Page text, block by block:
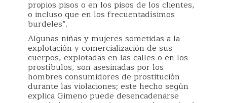
propios pisos o en los pisos de los clientes,
o incluso que en los frecuentadísimos
burdeles”.
Algunas niñas y mujeres sometidas a la
explotación y comercialización de sus
cuerpos, explotadas en las calles o en los
prostíbulos, son asesinadas por los
hombres consumidores de prostitución
durante las violaciones; este hecho según
explica Gimeno puede desencadenarse